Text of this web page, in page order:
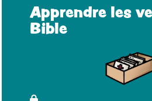
Apprendre les
Bible